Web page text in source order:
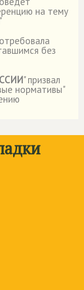
на тему
без
" призвал
нормативы"